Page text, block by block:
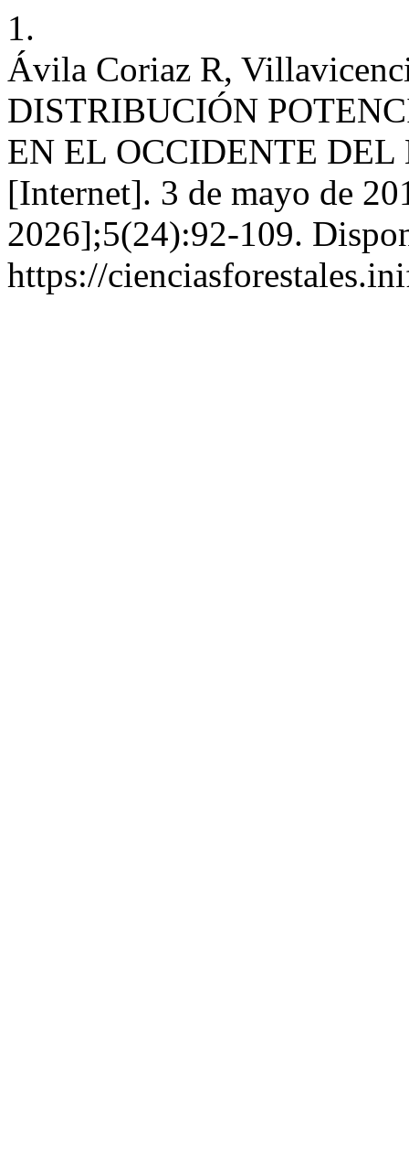
1.
Ávila Coriaz R,
DISTRIBUCIÓN
EN EL OCCIDENTE
[Internet]. 3 de mayo de
2026];5(24):92-109.
https://